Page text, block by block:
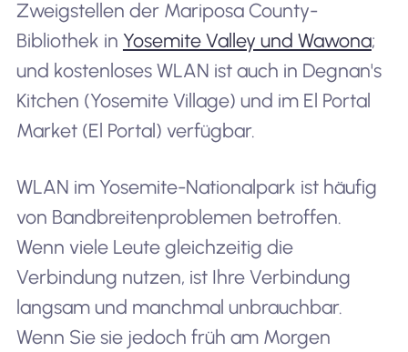
Zweigstellen der Mariposa County-
Bibliothek in Yosemite Valley und Wawona;
und kostenloses WLAN ist auch in Degnan's
Kitchen (Yosemite Village) und im El Portal
Market (El Portal) verfügbar.
WLAN im Yosemite-Nationalpark ist häufig
von Bandbreitenproblemen betroffen.
Wenn viele Leute gleichzeitig die
Verbindung nutzen, ist Ihre Verbindung
langsam und manchmal unbrauchbar.
Wenn Sie sie jedoch früh am Morgen